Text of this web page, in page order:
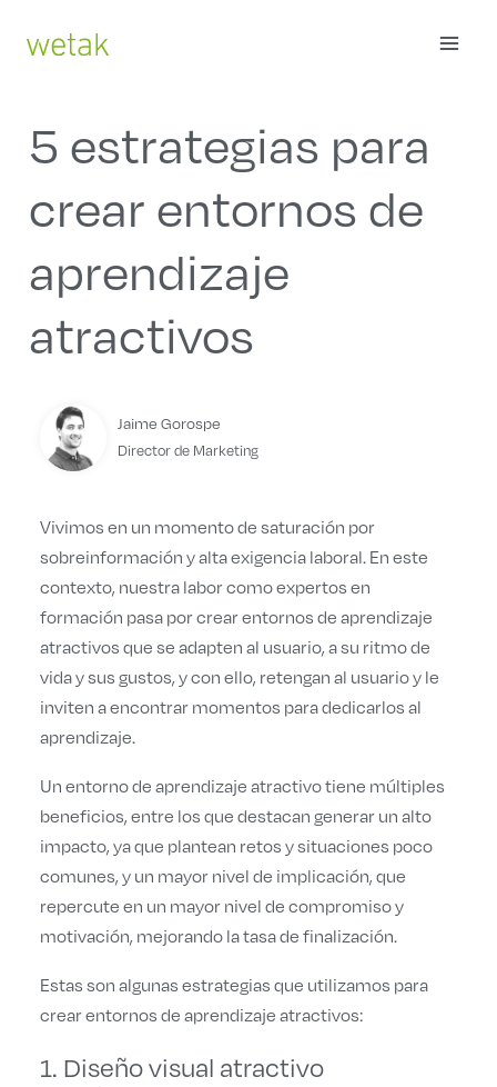
contenido
5 estrategias para
crear entornos de
aprendizaje
atractivos
Jaime Gorospe
Director de Marketing
Vivimos en un momento de saturación por
sobreinformación y alta exigencia laboral. En este
contexto, nuestra labor como expertos en
formación pasa por crear entornos de aprendizaje
atractivos que se adapten al usuario, a su ritmo de
vida y sus gustos, y con ello, retengan al usuario y le
inviten a encontrar momentos para dedicarlos al
aprendizaje.
Un entorno de aprendizaje atractivo tiene múltiples
beneficios, entre los que destacan generar un alto
impacto, ya que plantean retos y situaciones poco
comunes, y un mayor nivel de implicación, que
repercute en un mayor nivel de compromiso y
motivación, mejorando la tasa de finalización.
Estas son algunas estrategias que utilizamos para
crear entornos de aprendizaje atractivos:
1. Diseño visual atractivo